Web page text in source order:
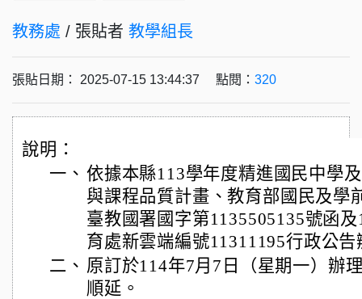
教務處 / 張貼者 教學組長
張貼日期： 2025-07-15 13:44:37 點閱： 320
說明：
一、 依據本縣113學年度精進國民中學
與課程品質計畫、教育部國民及學
臺教國署國字第1135505135號函
育處新雲端編號11311195行政公告
二、 原訂於114年7月7日（星期一）辦
順延。